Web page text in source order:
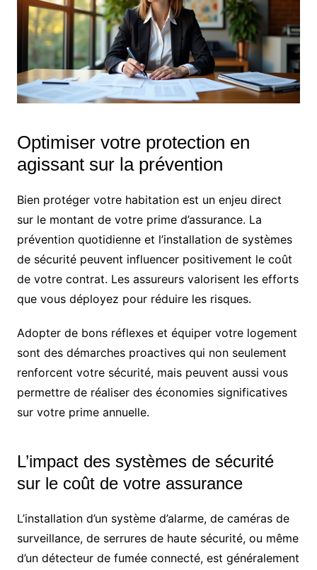
Optimiser votre protection en
agissant sur la prévention
Bien protéger votre habitation est un enjeu direct
sur le montant de votre prime d’assurance. La
prévention quotidienne et l’installation de systèmes
de sécurité peuvent influencer positivement le coût
de votre contrat. Les assureurs valorisent les efforts
que vous déployez pour réduire les risques.
Adopter de bons réflexes et équiper votre logement
sont des démarches proactives qui non seulement
renforcent votre sécurité, mais peuvent aussi vous
permettre de réaliser des économies significatives
sur votre prime annuelle.
L’impact des systèmes de sécurité
sur le coût de votre assurance
L’installation d’un système d’alarme, de caméras de
surveillance, de serrures de haute sécurité, ou même
d’un détecteur de fumée connecté, est généralement